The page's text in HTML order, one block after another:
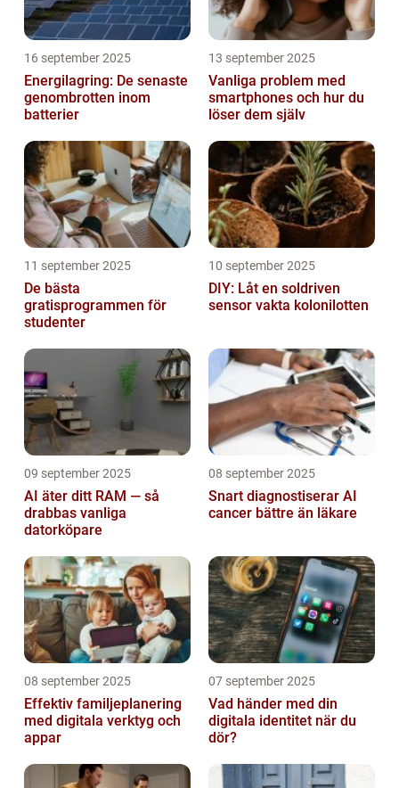
16 september 2025
Energilagring: De senaste
genombrotten inom
batterier
13 september 2025
Vanliga problem med
smartphones och hur du
löser dem själv
11 september 2025
De bästa
gratisprogrammen för
studenter
10 september 2025
DIY: Låt en soldriven
sensor vakta kolonilotten
09 september 2025
AI äter ditt RAM — så
drabbas vanliga
datorköpare
08 september 2025
Snart diagnostiserar AI
cancer bättre än läkare
08 september 2025
Effektiv familjeplanering
med digitala verktyg och
appar
07 september 2025
Vad händer med din
digitala identitet när du
dör?